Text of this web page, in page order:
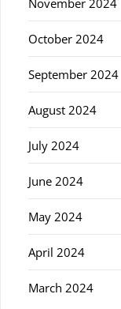
November 2024
October 2024
September 2024
August 2024
July 2024
June 2024
May 2024
April 2024
March 2024